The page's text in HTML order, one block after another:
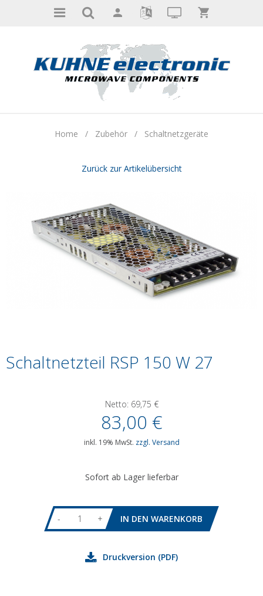
Home / Zubehör / Schaltnetzgeräte
Zurück zur Artikelübersicht
Schaltnetzteil RSP 150 W 27
Netto: 69,75 €
83,00 €
inkl. 19% MwSt. zzgl. Versand
Sofort ab Lager lieferbar
- +
Druckversion (PDF)